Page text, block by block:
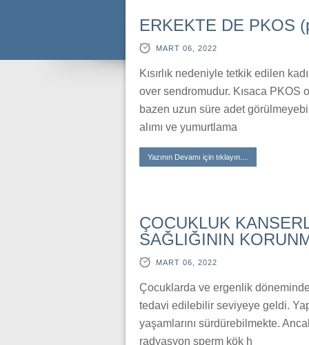
ERKEKTE DE PKOS
MART 06, 2022
Kısırlık nedeniyle tetkik edilen
over sendromudur. Kısaca PKOS
bazen uzun süre adet
alımı ve yumurtlama
Yazının Devamı için tıklayın....
ÇOCUKLUK
SAĞLIĞININ
MART 06, 2022
Çocuklarda ve ergenlik
tedavi edilebilir seviyeye geldi.
yaşamlarını sürdürebilmekte.
radyasyon sperm kök h